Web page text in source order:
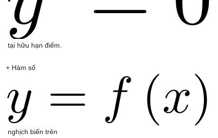
tại hữu hạn điểm.
+ Hàm số
nghịch biến trên